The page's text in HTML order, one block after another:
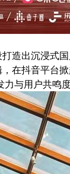
造出沉浸式
在抖音平台
与用户共鸣度